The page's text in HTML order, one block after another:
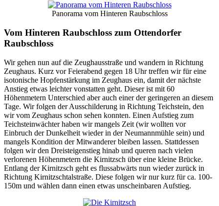
Panorama vom Hinteren Raubschloss
Vom Hinteren Raubschloss zum Ottendorfer
Raubschloss
Wir gehen nun auf die Zeughausstraße und wandern in Richtung
Zeughaus. Kurz vor Feierabend gegen 18 Uhr treffen wir für eine
isotonische Hopfenstärkung im Zeughaus ein, damit der nächste
Anstieg etwas leichter vonstatten geht. Dieser ist mit 60
Höhenmetern Unterschied aber auch einer der geringeren an diesem
Tage. Wir folgen der Ausschilderung in Richtung Teichstein, den
wir vom Zeughaus schon sehen konnten. Einen Aufstieg zum
Teichsteinwächter haben wir mangels Zeit (wir wollten vor
Einbruch der Dunkelheit wieder in der Neumannmühle sein) und
mangels Kondition der Mitwanderer bleiben lassen. Stattdessen
folgen wir den Dreisteigenstieg hinab und queren nach vielen
verlorenen Höhenmetern die Kirnitzsch über eine kleine Brücke.
Entlang der Kirnitzsch geht es flussabwärts nun wieder zurück in
Richtung Kirnitzschtalstraße. Diese folgen wir nur kurz für ca. 100-
150m und wählen dann einen etwas unscheinbaren Aufstieg.